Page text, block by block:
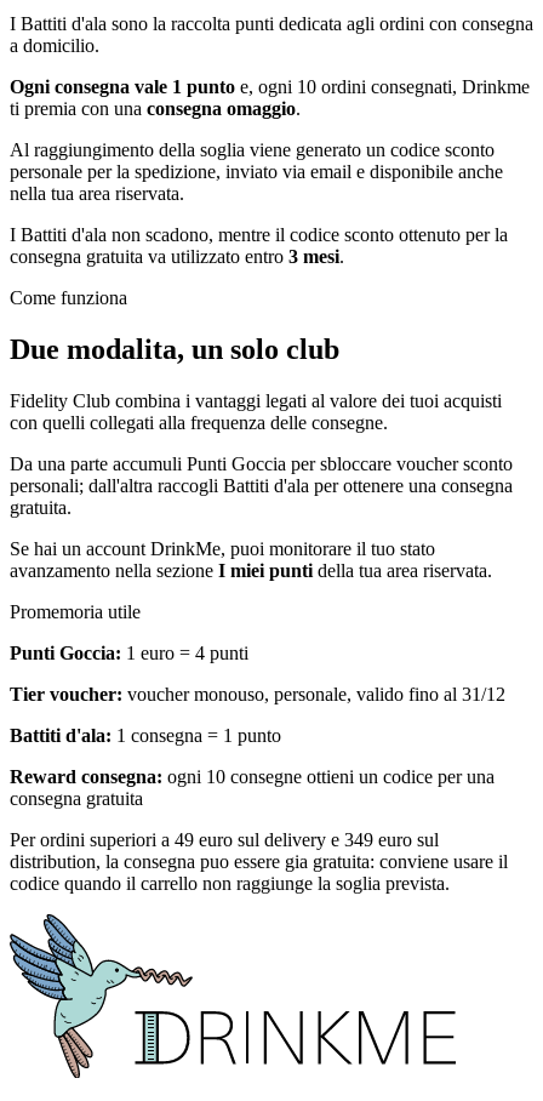
I Battiti d'ala sono la raccolta punti dedicata agli ordini con consegna
a domicilio.
Ogni consegna vale 1 punto e, ogni 10 ordini consegnati, Drinkme
ti premia con una consegna omaggio.
Al raggiungimento della soglia viene generato un codice sconto
personale per la spedizione, inviato via email e disponibile anche
nella tua area riservata.
I Battiti d'ala non scadono, mentre il codice sconto ottenuto per la
consegna gratuita va utilizzato entro 3 mesi.
Come funziona
Due modalita, un solo club
Fidelity Club combina i vantaggi legati al valore dei tuoi acquisti
con quelli collegati alla frequenza delle consegne.
Da una parte accumuli Punti Goccia per sbloccare voucher sconto
personali; dall'altra raccogli Battiti d'ala per ottenere una consegna
gratuita.
Se hai un account DrinkMe, puoi monitorare il tuo stato
avanzamento nella sezione I miei punti della tua area riservata.
Promemoria utile
Punti Goccia: 1 euro = 4 punti
Tier voucher: voucher monouso, personale, valido fino al 31/12
Battiti d'ala: 1 consegna = 1 punto
Reward consegna: ogni 10 consegne ottieni un codice per una
consegna gratuita
Per ordini superiori a 49 euro sul delivery e 349 euro sul
distribution, la consegna puo essere gia gratuita: conviene usare il
codice quando il carrello non raggiunge la soglia prevista.